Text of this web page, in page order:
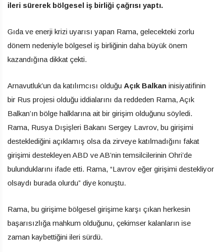
ileri sürerek bölgesel iş birliği çağrısı yaptı.
Gıda ve enerji krizi uyarısı yapan Rama, gelecekteki zorlu
dönem nedeniyle bölgesel iş birliğinin daha büyük önem
kazandığına dikkat çekti.
Arnavutluk’un da katılımcısı olduğu Açık Balkan inisiyatifinin
bir Rus projesi olduğu iddialarını da reddeden Rama, Açık
Balkan’ın bölge halklarına ait bir girişim olduğunu söyledi.
Rama, Rusya Dışişleri Bakanı Sergey Lavrov, bu girişimi
desteklediğini açıklamış olsa da zirveye katılmadığını fakat
girişimi destekleyen ABD ve AB’nin temsilcilerinin Ohri’de
bulunduklarını ifade etti. Rama, “Lavrov eğer girişimi destekliyor
olsaydı burada olurdu” diye konuştu.
Rama, bu girişime bölgesel girişime karşı çıkan herkesin
başarısızlığa mahkum olduğunu, çekimser kalanların ise
zaman kaybettiğini ileri sürdü.